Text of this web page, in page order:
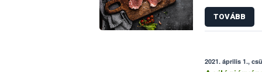
TOVÁBB
2021. április 1.,